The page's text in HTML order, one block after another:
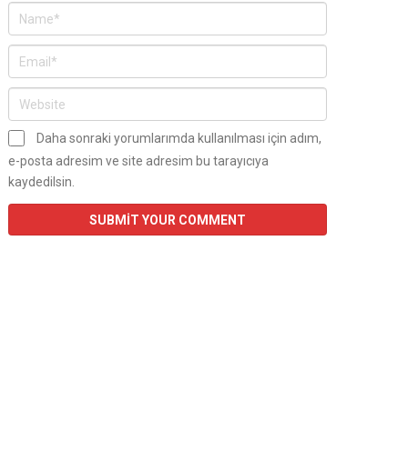
Daha sonraki yorumlarımda kullanılması için adım,
e-posta adresim ve site adresim bu tarayıcıya
kaydedilsin.